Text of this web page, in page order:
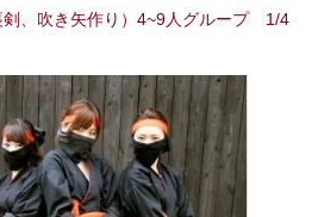
うなっているのでしょうか。実は現在は「地
年に現地を訪問してきましたのでレポート
剣、吹き矢作り）4~9人グループ 1/4